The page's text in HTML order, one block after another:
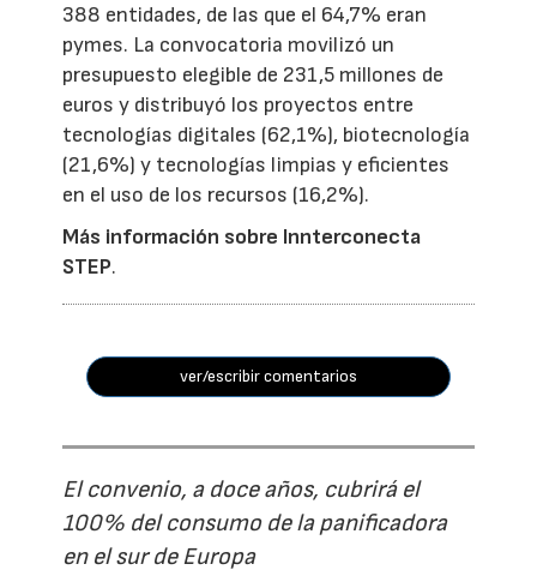
388 entidades, de las que el 64,7% eran
pymes. La convocatoria movilizó un
presupuesto elegible de 231,5 millones de
euros y distribuyó los proyectos entre
tecnologías digitales (62,1%), biotecnología
(21,6%) y tecnologías limpias y eficientes
en el uso de los recursos (16,2%).
Más información sobre Innterconecta
STEP.
ver/escribir comentarios
El convenio, a doce años, cubrirá el
100% del consumo de la panificadora
en el sur de Europa